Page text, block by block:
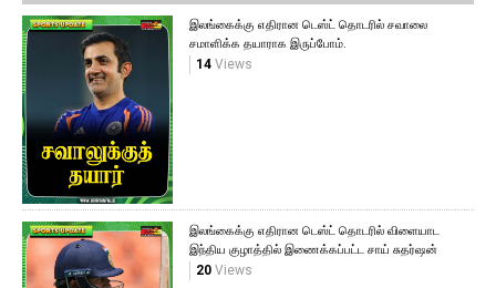
இலங்கைக்கு எதிரான டெஸ்ட் தொடரில் சவாலை
சமாளிக்க தயாராக இருப்போம்.
14Views
இலங்கைக்கு எதிரான டெஸ்ட் தொடரில் விளையாட
இந்திய குழாத்தில் இணைக்கப்பட்ட சாய் சுதர்ஷன்
20Views